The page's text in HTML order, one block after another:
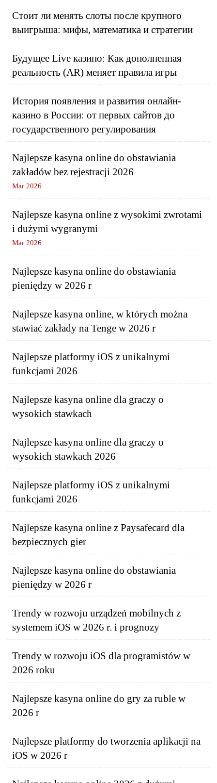
Стоит ли менять слоты после крупного
выигрыша: мифы, математика и стратегии
Будущее Live казино: Как дополненная
реальность (AR) меняет правила игры
История появления и развития онлайн-
казино в России: от первых сайтов до
государственного регулирования
Najlepsze kasyna online do obstawiania
zakładów bez rejestracji 2026
Mar 2026
Najlepsze kasyna online z wysokimi zwrotami
i dużymi wygranymi
Mar 2026
Najlepsze kasyna online do obstawiania
pieniędzy w 2026 r
Najlepsze kasyna online, w których można
stawiać zakłady na Tenge w 2026 r
Najlepsze platformy iOS z unikalnymi
funkcjami 2026
Najlepsze kasyna online dla graczy o
wysokich stawkach
Najlepsze kasyna online dla graczy o
wysokich stawkach 2026
Najlepsze platformy iOS z unikalnymi
funkcjami 2026
Najlepsze kasyna online z Paysafecard dla
bezpiecznych gier
Najlepsze kasyna online do obstawiania
pieniędzy w 2026 r
Trendy w rozwoju urządzeń mobilnych z
systemem iOS w 2026 r. i prognozy
Trendy w rozwoju iOS dla programistów w
2026 roku
Najlepsze kasyna online do gry za ruble w
2026 r
Najlepsze platformy do tworzenia aplikacji na
iOS w 2026 r